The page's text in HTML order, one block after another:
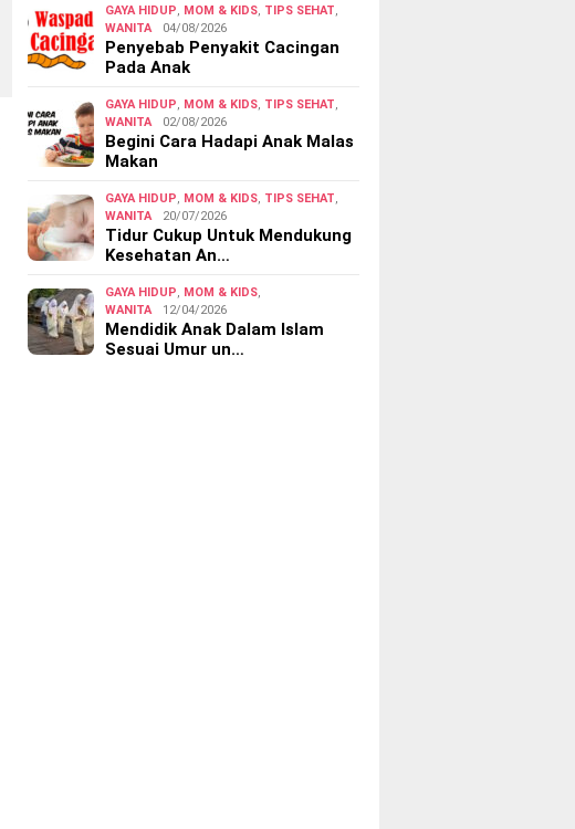
GAYA HIDUP, MOM & KIDS, TIPS SEHAT,
WANITA
04/08/2026
Penyebab Penyakit Cacingan
Pada Anak
GAYA HIDUP, MOM & KIDS, TIPS SEHAT,
WANITA
02/08/2026
Begini Cara Hadapi Anak Malas
Makan
GAYA HIDUP, MOM & KIDS, TIPS SEHAT,
WANITA
20/07/2026
Tidur Cukup Untuk Mendukung
Kesehatan An…
GAYA HIDUP, MOM & KIDS,
WANITA
12/04/2026
Mendidik Anak Dalam Islam
Sesuai Umur un…